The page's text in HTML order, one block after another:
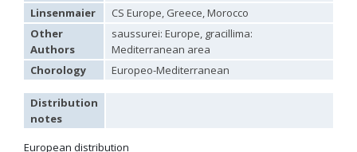
Colpopyga
Semenov,
Colpopyga flavipes (Eversmann, 1857)
Colpopyga flavipes rugulosa
(Linsenmaier, 1959)
Hedychrum
Latreille,
Linsenmaier
CS Europe, Greece, Morocco
Other
Authors
saussurei: Europe, gracillima:
Mediterranean area
Chorology
Europeo-Mediterranean
Distribution
notes
European distribution